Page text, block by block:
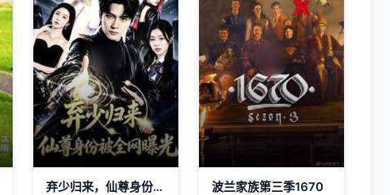
弃少归来，仙尊身份被全网曝光 波兰家族第三季1670